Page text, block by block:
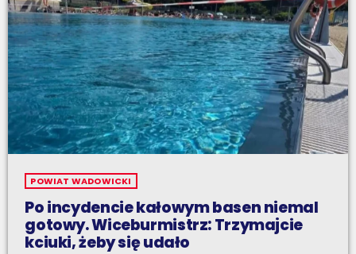
POWIAT WADOWICKI
Po incydencie kałowym basen niemal
gotowy. Wiceburmistrz: Trzymajcie
kciuki, żeby się udało